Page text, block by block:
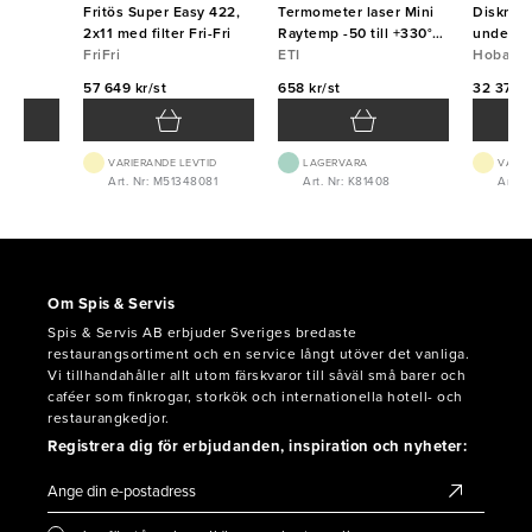
Fritös Super Easy 422,
2x11 med filter Fri-Fri
FriFri
57 649 kr/st
VARIERANDE LEVTID
Art. Nr: M51348081
Termometer laser Mini
Raytemp -50 till +330°C
ETI
ETI
658 kr/st
LAGERVARA
Art. Nr: K81408
Hobart
32 375
Art.
Om Spis & Servis
Spis & Servis AB erbjuder Sveriges bredaste
restaurangsortiment och en service långt utöver det vanliga.
Vi tillhandahåller allt utom färskvaror till såväl små barer och
caféer som finkrogar, storkök och internationella hotell- och
restaurangkedjor.
Registrera dig för erbjudanden, inspiration och nyheter: